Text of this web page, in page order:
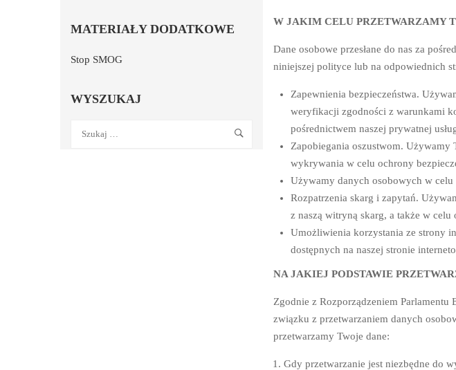
W JAKIM CELU PRZETWARZAMY
Dane osobowe przesłane do nas za
niniejszej polityce lub na odpowiednich
Zapewnienia bezpieczeństwa.
weryfikacji zgodności z warunkami
pośrednictwem naszej prywatnej
Zapobiegania oszustwom.
wykrywania w celu ochrony
Używamy danych osobowych w
Rozpatrzenia skarg i zapytań.
z naszą witryną skarg, a także w
Umożliwienia korzystania ze strony
dostępnych na naszej stronie
NA JAKIEJ PODSTAWIE
Zgodnie z Rozporządzeniem
związku z przetwarzaniem danych
przetwarzamy Twoje dane:
Gdy przetwarzanie jest niezbędne do
MATERIAŁY DODATKOWE
Stop SMOG
WYSZUKAJ